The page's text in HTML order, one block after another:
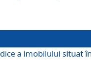
a imobilului situat